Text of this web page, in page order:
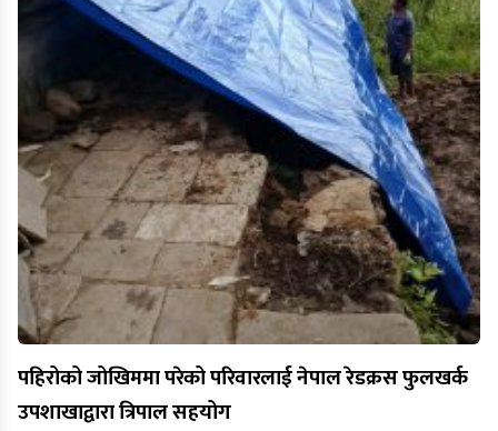
पहिरोको जोखिममा परेको परिवारलाई नेपाल रेडक्रस फुलखर्क
उपशाखाद्वारा त्रिपाल सहयोग